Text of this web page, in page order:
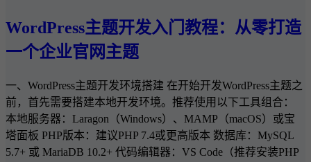
WordPress主题开发入门教程：从零打造
一个企业官网主题
一、WordPress主题开发环境搭建 在开始开发WordPress主题之
前，首先需要搭建本地开发环境。推荐使用以下工具组合：
本地服务器：Laragon（Windows）、MAMP（macOS）或宝
塔面板 PHP版本：建议PHP 7.4或更高版本 数据库：MySQL
5.7+ 或 MariaDB 10.2+ 代码编辑器：VS Code（推荐安装PHP